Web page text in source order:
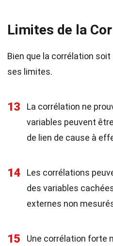
Limites de la
Bien que la corrélation
ses limites.
13
La corrélation ne
variables peuvent
de lien de cause à
14
Les corrélations
des variables
externes non
15
Une corrélation forte